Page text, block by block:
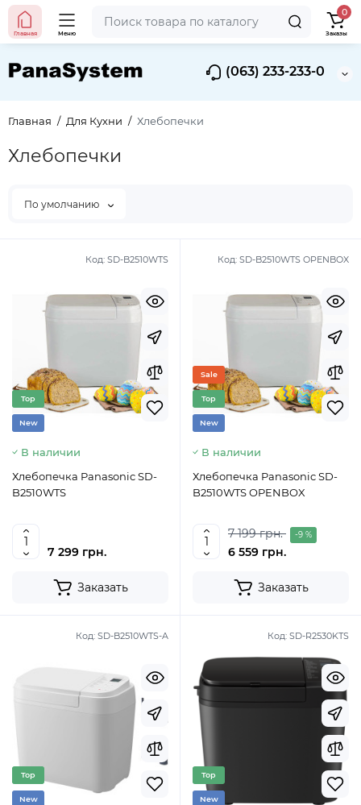
(063) 233-233-0
Главная Меню
0
Заказы
Главная Для Кухни Хлебопечки
Хлебопечки
По умолчанию
Код: SD-B2510WTS
Top
New
В наличии
Хлебопечка Panasonic SD-
B2510WTS
7 299 грн.
Заказать
Код: SD-B2510WTS OPENBOX
Sale
Top
New
В наличии
Хлебопечка Panasonic SD-
B2510WTS OPENBOX
7 199 грн. -9 %
6 559 грн.
Заказать
Код: SD-B2510WTS-A
Top
New
Код: SD-R2530KTS
Top
New